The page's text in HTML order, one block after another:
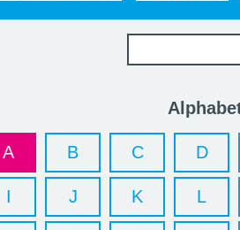
A B C D
I J K L